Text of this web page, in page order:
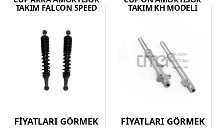
TAKIM FALCON SPEED
FİYATLARI GÖRMEK
TAKIM KH MODELİ
FİYATLARI GÖRMEK